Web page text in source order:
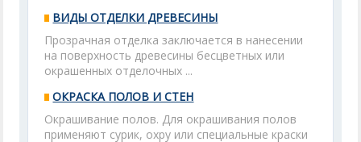
ВИДЫ ОТДЕЛКИ ДРЕВЕСИНЫ
Прозрачная отделка заключается в нанесении
на поверхность древесины бесцветных или
окрашенных отделочных ...
ОКРАСКА ПОЛОВ И СТЕН
Окрашивание полов. Для окрашивания полов
применяют сурик, охру или специальные краски